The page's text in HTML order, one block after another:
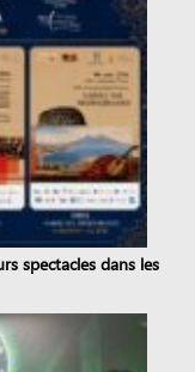
spectacles dans les